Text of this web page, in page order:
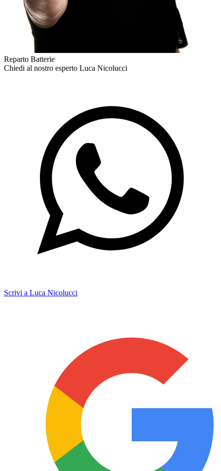
Reparto Batterie
Chiedi al nostro esperto Luca Nicolucci
Scrivi a Luca Nicolucci